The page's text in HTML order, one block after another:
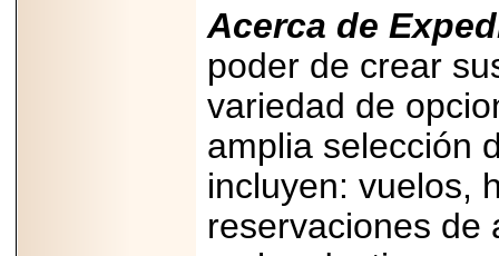
Acerca de
poder de crear
variedad de
amplia selección
incluyen: vuelos,
reservaciones de